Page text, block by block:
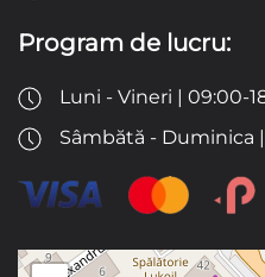
Program de lucru:
Luni - Vineri | 09:00-
Sâmbătă - Duminica